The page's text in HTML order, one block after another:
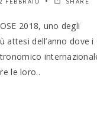
2018, uno degli
attesi dell’anno dove i
le loro..